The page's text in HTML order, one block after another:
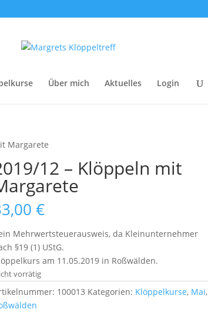
Über mich Aktuelles Login
Margarete
12 – Klöppeln mit
€
Mehrwertsteuerausweis, da Kleinunternehmer
§19 (1) UStG.
am 11.05.2019 in Roßwälden.
vorrätig
100013 Kategorien: Klöppelkurse, Mai,